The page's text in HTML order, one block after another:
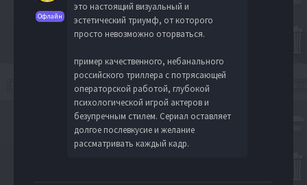
Офлайн
это настоящий визуальный и
эстетический триумф, от которого
просто невозможно оторваться.
пример качественного, небанального
российского триллера с потрясающей
операторской работой, глубокой
психологической игрой актеров и
безупречным стилем. Сериал оставляет
долгое послевкусие и желание
рассматривать каждый кадр.